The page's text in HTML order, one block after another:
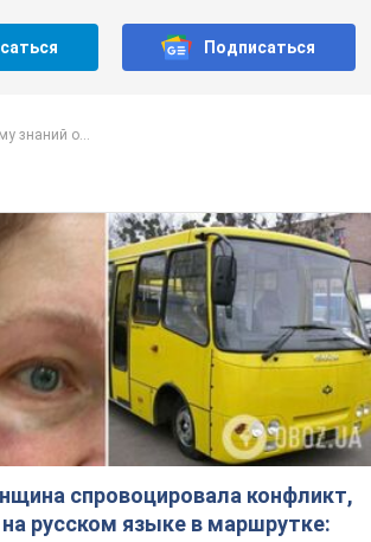
Подписаться
знаний о...
спровоцировала конфликт,
на русском языке в маршрутке: